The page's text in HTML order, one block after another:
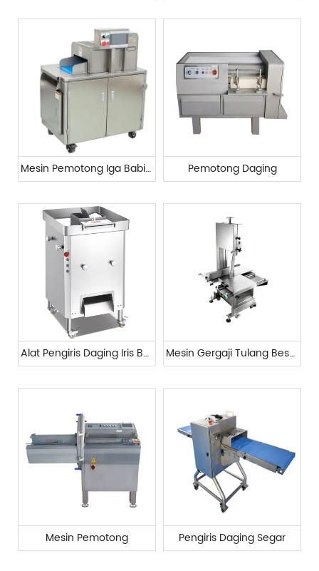
Mesin Pemotong Iga Babi Beku Pemotong Daging
Alat Pengiris Daging Iris Besar Mesin Gergaji Tulang Besar
Mesin Pemotong Pengiris Daging Segar